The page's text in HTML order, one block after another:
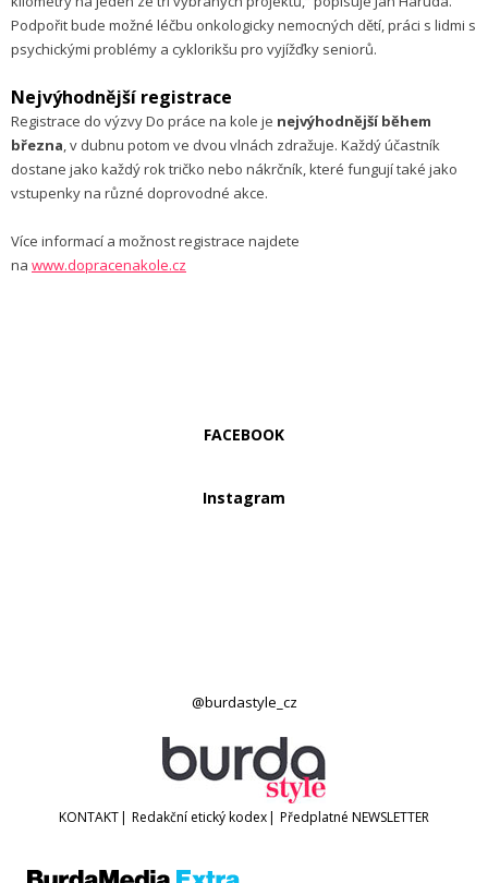
Podpořit bude možné léčbu onkologicky nemocných dětí, práci s lidmi s
psychickými problémy a cyklorikšu pro vyjížďky seniorů.
Nejvýhodnější registrace
Registrace do výzvy Do práce na kole je nejvýhodnější během
března, v dubnu potom ve dvou vlnách zdražuje. Každý účastník
dostane jako každý rok tričko nebo nákrčník, které fungují také jako
vstupenky na různé doprovodné akce.
Více informací a možnost registrace najdete
na www.dopracenakole.cz
FACEBOOK
Instagram
@burdastyle_cz
KONTAKT| Redakční etický kodex| Předplatné NEWSLETTER